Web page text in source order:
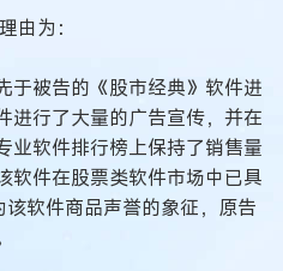
为：
于被告的《股市经典》软件进
进行了大量的广告宣传，并在
业软件排行榜上保持了销售量
软件在股票类软件市场中已具
该软件商品声誉的象征，原告